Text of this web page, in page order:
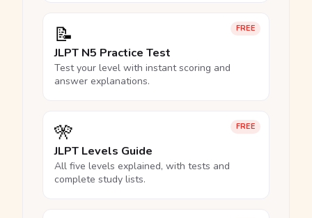
FREE
📝
JLPT N5 Practice Test
Test your level with instant scoring and
answer explanations.
FREE
🎌
JLPT Levels Guide
All five levels explained, with tests and
complete study lists.